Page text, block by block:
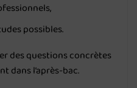
possibles.
des questions concrètes
dans l’après-bac.